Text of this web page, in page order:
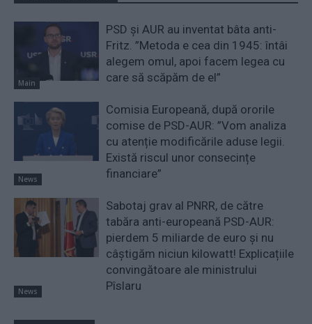
Main
PSD și AUR au inventat bâta anti-
Fritz. ”Metoda e cea din 1945: întâi
alegem omul, apoi facem legea cu
care să scăpăm de el”
News
Comisia Europeană, după ororile
comise de PSD-AUR: ”Vom analiza
cu atenție modificările aduse legii.
Există riscul unor consecințe
financiare”
News
Sabotaj grav al PNRR, de către
tabăra anti-europeană PSD-AUR:
pierdem 5 miliarde de euro și nu
câștigăm niciun kilowatt! Explicațiile
convingătoare ale ministrului
Pîslaru